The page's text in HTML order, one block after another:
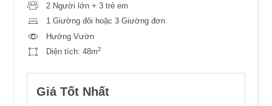
2 Người lớn + 3 trẻ em
1 Giường đôi hoặc 3 Giường đơn
Hướng Vườn
Diện tích: 48m2
Giá Tốt Nhất